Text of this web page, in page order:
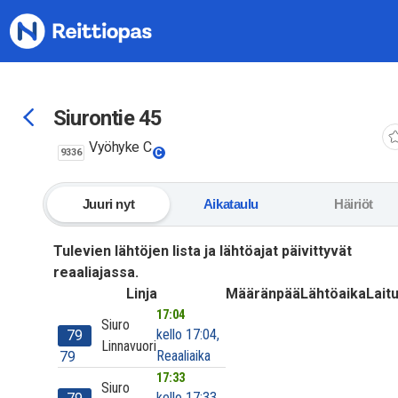
Siirry sisältöön
Siurontie 45
9336 Vyöhyke C C
Juuri nyt Aikataulu Häiriöt
Tulevien lähtöjen lista ja lähtöajat päivittyvät
reaaliajassa.
Linja
MääränpääLähtöaika
79
79
Siuro
Linnavuori
17:04
kello 17:04,
Reaaliaika
Siuro
17:33